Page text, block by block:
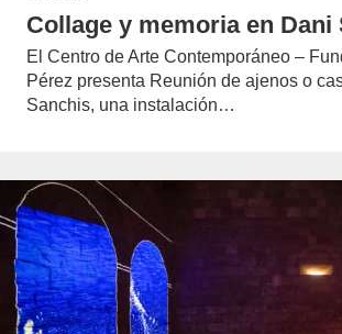
Collage y memoria en Dani
El Centro de Arte Contemporáneo –
Pérez presenta Reunión de ajenos o
Sanchis, una instalación…